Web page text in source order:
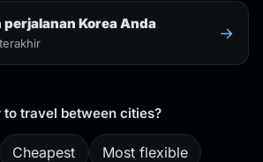
perjalanan Korea Anda
→
travel between cities?
Cheapest Most flexible